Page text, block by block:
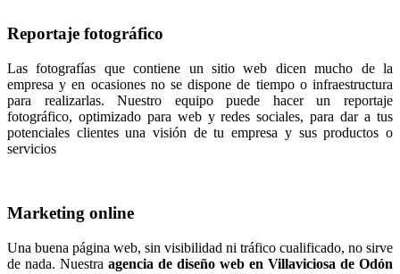
Reportaje fotográfico
Las fotografías que contiene un sitio web dicen mucho de la
empresa y en ocasiones no se dispone de tiempo o infraestructura
para realizarlas. Nuestro equipo puede hacer un reportaje
fotográfico, optimizado para web y redes sociales, para dar a tus
potenciales clientes una visión de tu empresa y sus productos o
servicios
Marketing online
Una buena página web, sin visibilidad ni tráfico cualificado, no sirve
de nada. Nuestra agencia de diseño web en Villaviciosa de Odón